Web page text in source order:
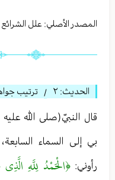
المصدر الأصلي: علل الشرائع
الحديث: ٢ / ترتيب
قال النبيّ(صلى الله
بي إلى السماء
رأوني: ﴿الْحَمْدُ لِلَّهِ